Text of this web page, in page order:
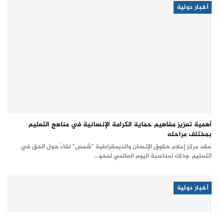
أخبار دولية
أهمية تعزيز مفاهيم حماية الكرامة الإنسانية في مناهج التعليم
بمختلف مراحله
عقد مركز إعلام حقوق الإنسان والديمقراطية "شمس" لقاءً حول الحق في
التعليم ،وذلك لمناسبة اليوم العالمي لمحو…
أخبار دولية